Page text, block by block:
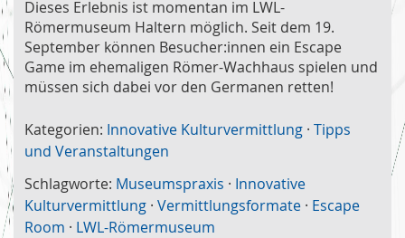
Dieses Erlebnis ist momentan im LWL-
Römermuseum Haltern möglich. Seit dem 19.
September können Besucher:innen ein Escape
Game im ehemaligen Römer-Wachhaus spielen und
müssen sich dabei vor den Germanen retten!
Kategorien: Innovative Kulturvermittlung · Tipps
und Veranstaltungen
Schlagworte: Museumspraxis · Innovative
Kulturvermittlung · Vermittlungsformate · Escape
Room · LWL-Römermuseum